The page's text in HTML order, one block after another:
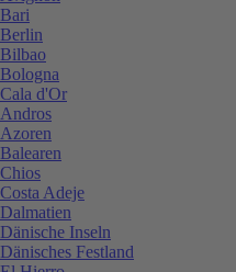
Bari
Berlin
Bilbao
Bologna
Cala d'Or
Andros
Azoren
Balearen
Chios
Costa Adeje
Dalmatien
Dänische Inseln
Dänisches Festland